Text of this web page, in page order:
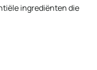
ingrediënten die